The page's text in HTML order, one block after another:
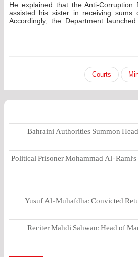
He explained that the Anti-
assisted his sister in receiving
Accordingly, the Department
Courts
Bahraini Authorities Summon
Political Prisoner Mohammad Al-
Yusuf Al-Muhafdha: Convicted
Reciter Mahdi Sahwan: Head of